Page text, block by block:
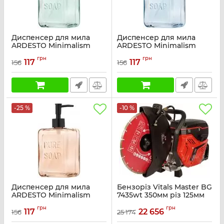
Диспенсер для мила
ARDESTO Minimalism
вапняне скло, пластик,
Артикул: ARHB3154T
156 117 грн
Диспенсер для мила
ARDESTO Minimalism
вапняне скло, пластик,
Артикул: ARHB3154B
156 117 грн
-25 %
Диспенсер для мила
ARDESTO Minimalism
вапняне скло, пластик,
156 117 грн
-10 %
Бензоріз Vitals Master BG
7435wt 350мм різ 125мм
Артикул: 242324
25 174 22 656 грн